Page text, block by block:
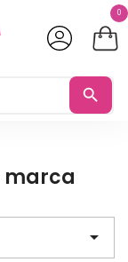
0
search
marca
